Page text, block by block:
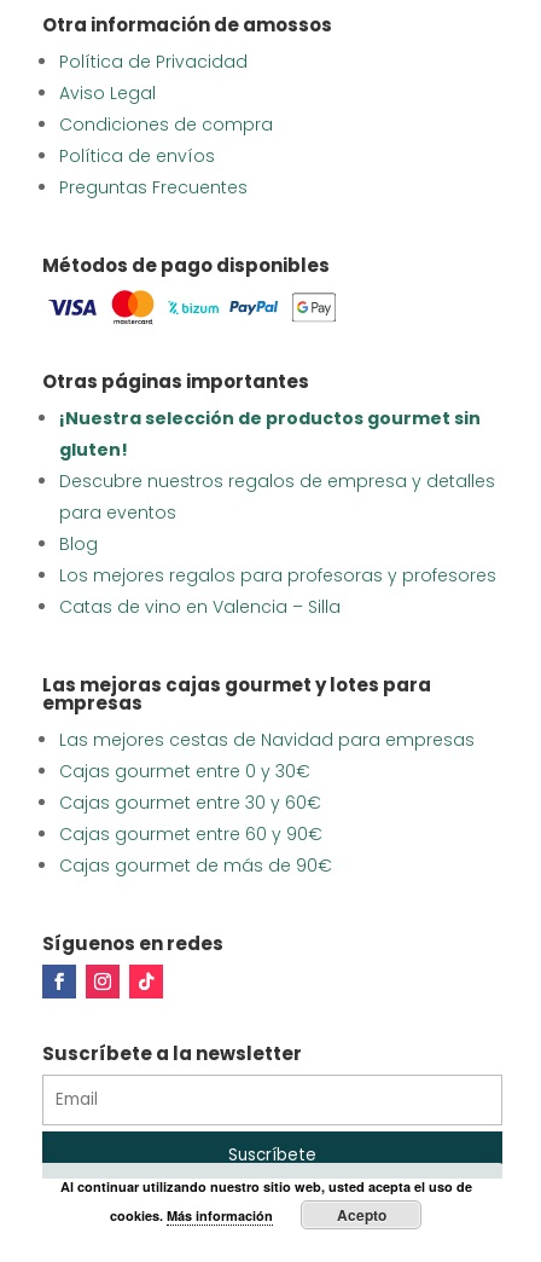
Otra información de amossos
Política de Privacidad
Aviso Legal
Condiciones de compra
Política de envíos
Preguntas Frecuentes
Métodos de pago disponibles
Otras páginas importantes
¡Nuestra selección de productos gourmet sin
gluten!
Descubre nuestros regalos de empresa y detalles
para eventos
Blog
Los mejores regalos para profesoras y profesores
Catas de vino en Valencia – Silla
Las mejoras cajas gourmet y lotes para
empresas
Las mejores cestas de Navidad para empresas
Cajas gourmet entre 0 y 30€
Cajas gourmet entre 30 y 60€
Cajas gourmet entre 60 y 90€
Cajas gourmet de más de 90€
Síguenos en redes
Suscríbete a la newsletter
Al continuar utilizando nuestro sitio web, usted acepta el uso de
cookies.Más información Acepto